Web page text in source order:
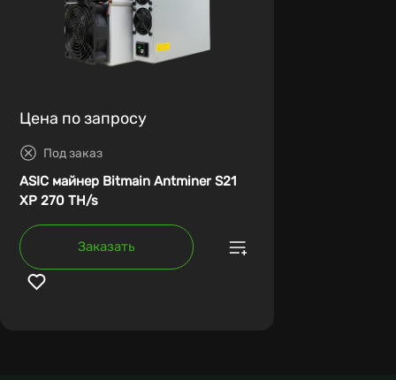
Цена по запросу
Под заказ
ASIC майнер Bitmain Antminer S21
XP 270 TH/s
Заказать